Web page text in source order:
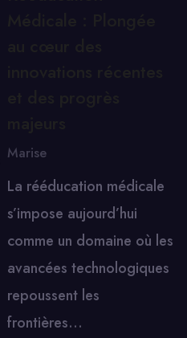
Marise
La rééducation médicale
s’impose aujourd’hui
comme un domaine où les
avancées technologiques
repoussent les
frontières…